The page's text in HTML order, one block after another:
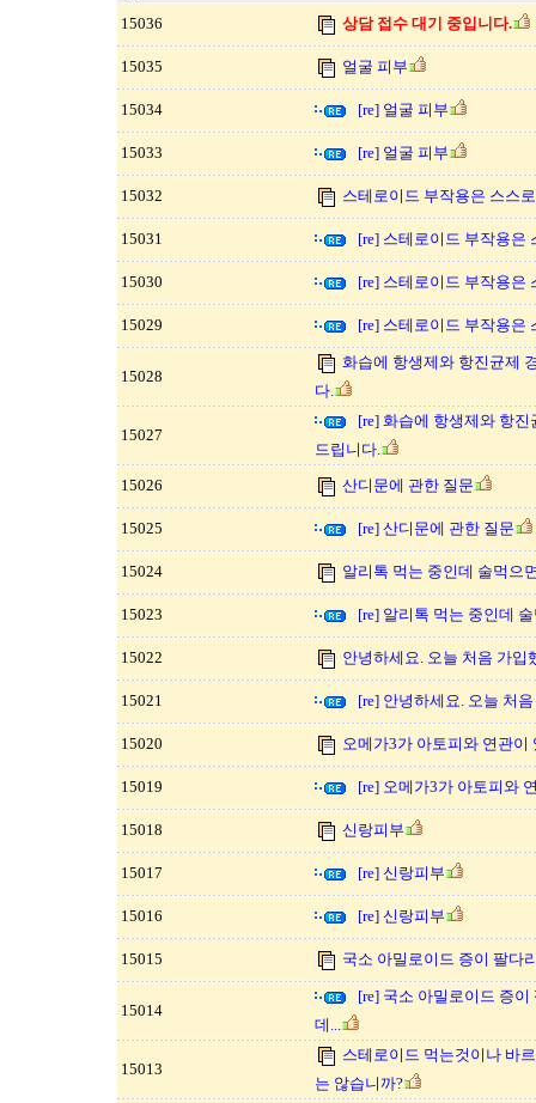
15036 상담 접수 대기 중입니다.
15035 얼굴 피부
15034 [re] 얼굴 피부
15033 [re] 얼굴 피부
15032 스테로이드 부작용은 스스
15031 [re] 스테로이드 부작용은
15030 [re] 스테로이드 부작용은
15029 [re] 스테로이드 부작용은
15028
화습에 항생제와 항진균제
다.
15027
[re] 화습에 항생제와 항
드립니다.
15026
산디문에 관한 질문
15025 [re] 산디문에 관한 질문
15024 알리톡 먹는 중인데 술먹으
15023 [re] 알리톡 먹는 중인데
15022 안녕하세요. 오늘 처음 가입
15021 [re] 안녕하세요. 오늘 처
15020 오메가3가 아토피와 연관이
15019 [re] 오메가3가 아토피와
15018 신랑피부
15017 [re] 신랑피부
15016 [re] 신랑피부
15015 국소 아밀로이드 증이 팔다
15014
[re] 국소 아밀로이드 증
데...
15013
스테로이드 먹는것이나 바
는 않습니까?